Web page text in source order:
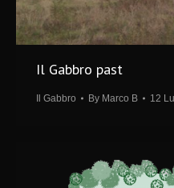
Il Gabbro past
Il Gabbro By Marco B 12